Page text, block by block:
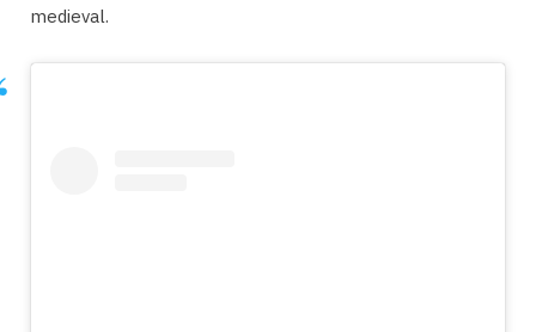
medieval.